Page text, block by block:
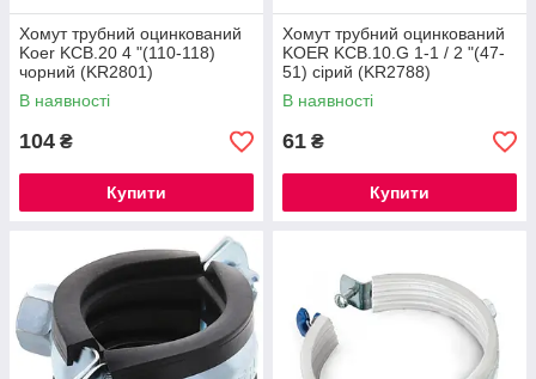
Хомут трубний оцинкований
Koer KCB.20 4 "(110-118)
чорний (KR2801)
В наявності
104 ₴
Купити
Хомут трубний оцинкований
KOER KCB.10.G 1-1 / 2 "(47-
51) сірий (KR2788)
В наявності
61 ₴
Купити